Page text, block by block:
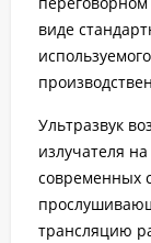
виде
Ультразвук
излучателя
современных
трансляцию